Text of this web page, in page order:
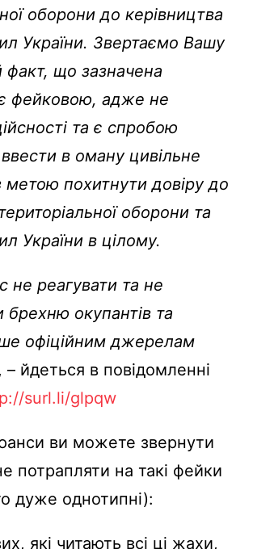
оборони до керівництва
України. Звертаємо Вашу
факт, що зазначена
фейковою, адже не
та є спробою
в оману цивільне
метою похитнути довіру до
оборони та
України в цілому.
не реагувати та не
окупантів та
офіційним джерелам
– йдеться в повідомленні
surl.li/glpqw
ви можете звернути
потрапляти на такі фейки
дуже однотипні):
які читають всі ці жахи,